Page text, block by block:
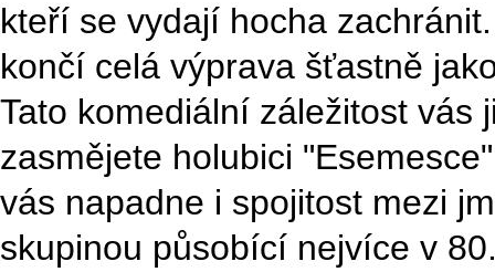
kteří se vydají hocha
končí celá výprava šťastně
Tato komediální záležitost vás
zasmějete holubici
vás napadne i spojitost mezi
skupinou působící nejvíce v